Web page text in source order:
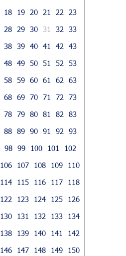
18 19 20 21 22
23
28 29 30 31 32
33
38 39 40 41 42
43
48 49 50 51 52
53
58 59 60 61 62
63
68 69 70 71 72
73
78 79 80 81 82
83
88 89 90 91 92
93
98 99 100 101
102
106 107 108 109
110
114 115 116 117
118
122 123 124 125
126
130 131 132 133
134
138 139 140 141
142
146 147 148 149
150